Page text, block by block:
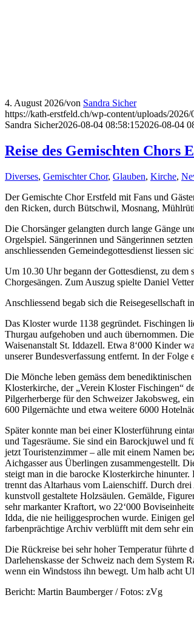
4. August 2026/von Sandra Sicher
https://kath-erstfeld.ch/wp-content/uploads/
Sandra Sicher2026-08-04 08:58:152026-08-04
Reise des Gemischten Chors
Diverses, Gemischter Chor, Glauben, Kirche,
Der Gemischte Chor Erstfeld mit Fans und
den Ricken, durch Bütschwil, Mosnang,
Die Chorsänger gelangten durch lange Gänge
Orgelspiel. Sängerinnen und Sängerinnen
anschliessenden Gemeindegottesdienst liessen
Um 10.30 Uhr begann der Gottesdienst, zu
Chorgesängen. Zum Auszug spielte Daniel
Anschliessend begab sich die Reisegesellschaft
Das Kloster wurde 1138 gegründet. Fischingen
Thurgau aufgehoben und auch übernommen.
Waisenanstalt St. Iddazell. Etwa 8‘000 Kinder
unserer Bundesverfassung entfernt. In der
Die Mönche leben gemäss dem
Klosterkirche, der „Verein Kloster Fischingen“
Pilgerherberge für den Schweizer Jakobsweg,
600 Pilgernächte und etwa weitere 6000
Später konnte man bei einer Klosterführung
und Tagesräume. Sie sind ein Barockjuwel und
jetzt Touristenzimmer – alle mit einem Namen
Aichgasser aus Überlingen zusammengestellt.
steigt man in die barocke Klosterkirche
trennt das Altarhaus vom Laienschiff. Durch
kunstvoll gestaltete Holzsäulen. Gemälde,
sehr markanter Kraftort, wo 22‘000
Idda, die nie heiliggesprochen wurde. Einigen
farbenprächtige Archiv verblüfft mit dem sehr
Die Rückreise bei sehr hoher Temperatur führte
Darlehenskasse der Schweiz nach dem
wenn ein Windstoss ihn bewegt. Um halb acht
Bericht: Martin Baumberger / Fotos: zVg